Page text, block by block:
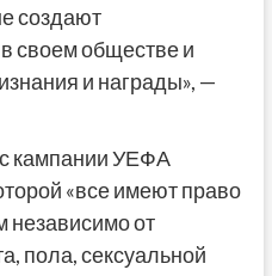
создают
своем обществе и
и награды», —
кампании УЕФА
«все имеют право
независимо от
пола, сексуальной